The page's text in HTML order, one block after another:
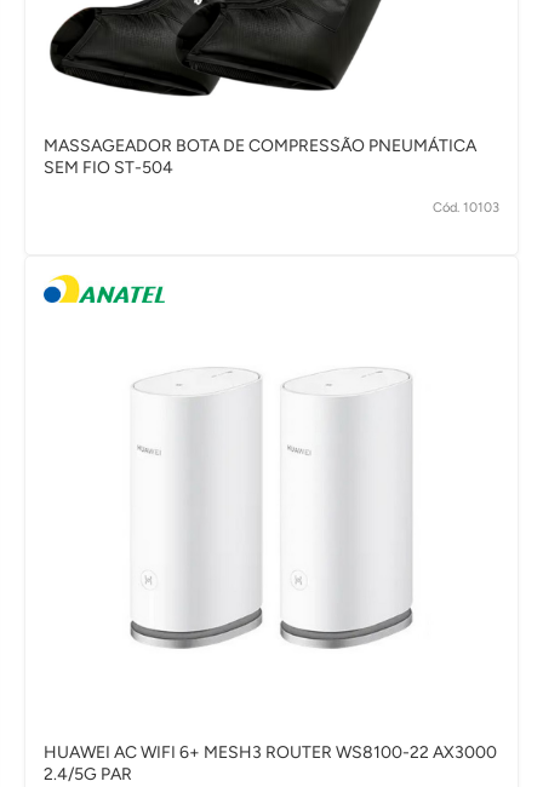
MASSAGEADOR BOTA DE COMPRESSÃO PNEUMÁTICA
SEM FIO ST-504
Cód. 10103
HUAWEI AC WIFI 6+ MESH3 ROUTER WS8100-22 AX3000
2.4/5G PAR